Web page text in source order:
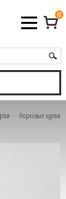
0
— Норковые куртки